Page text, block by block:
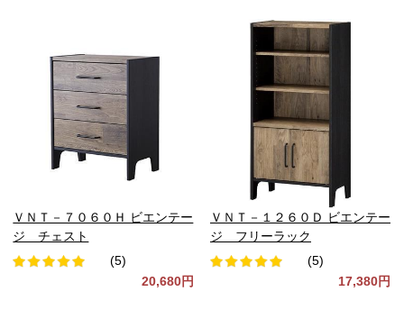
ＶＮＴ－７０６０Ｈ ビエンテー
ジ チェスト
(5)
20,680円
ＶＮＴ－１２６０Ｄ ビエンテー
ジ フリーラック
(5)
17,380円